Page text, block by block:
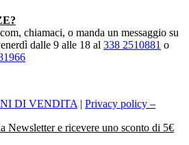
chiamaci, o manda un messaggio su
dalle 9 alle 18 al 338 2510881 o
DI VENDITA | Privacy policy –
Newsletter e ricevere uno sconto di 5€